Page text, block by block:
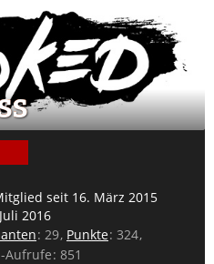
seit 16. März 2015
2016
29 Punkte 324
Aufrufe 851